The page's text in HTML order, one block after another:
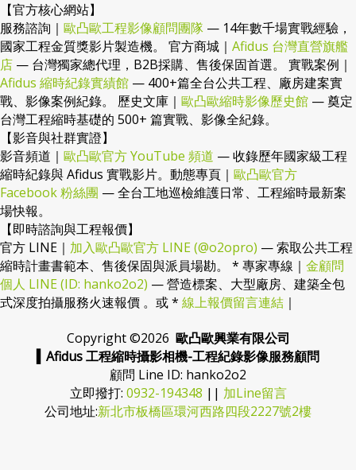
【官方核心網站】
服務諮詢｜ 歐凸歐工程影像顧問團隊 — 14年數千場實戰經驗，
國家工程金質獎影片製造機。 官方商城｜ Afidus 台灣直營旗艦
店 — 台灣獨家總代理，B2B採購、售後保固首選。 實戰案例｜
Afidus 縮時紀錄實績館 — 400+篇全台公共工程、廠房建案實
戰、影像案例紀錄。 歷史文庫｜ 歐凸歐縮時影像歷史館 — 奠定
台灣工程縮時基礎的 500+ 篇實戰、影像全紀錄。
【影音與社群實證】
影音頻道｜ 歐凸歐官方 YouTube 頻道 — 收錄歷年國家級工程
縮時紀錄與 Afidus 實戰影片。動態專頁｜ 歐凸歐官方
Facebook 粉絲團 — 全台工地巡檢維護日常、工程縮時最新案
場快報。
【即時諮詢與工程報價】
官方 LINE｜ 加入歐凸歐官方 LINE (@o2opro) — 索取公共工程
縮時計畫書範本、售後保固與派員場勘。 * 專家專線｜ 金顧問
個人 LINE (ID: hanko2o2) — 營造標案、大型廠房、建築全包
式深度拍攝服務火速報價 。或 * 線上報價留言連結 ｜
Copyright ©2026 歐凸歐興業有限公司
▍Afidus 工程縮時攝影相機-工程紀錄影像服務顧問
顧問 Line ID: hanko2o2
立即撥打: 0932-194348 || 加Line留言
公司地址:新北市板橋區環河西路四段2227號2樓